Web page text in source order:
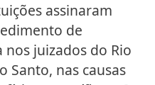
assinaram
de
juizados do Rio
Santo, nas causas